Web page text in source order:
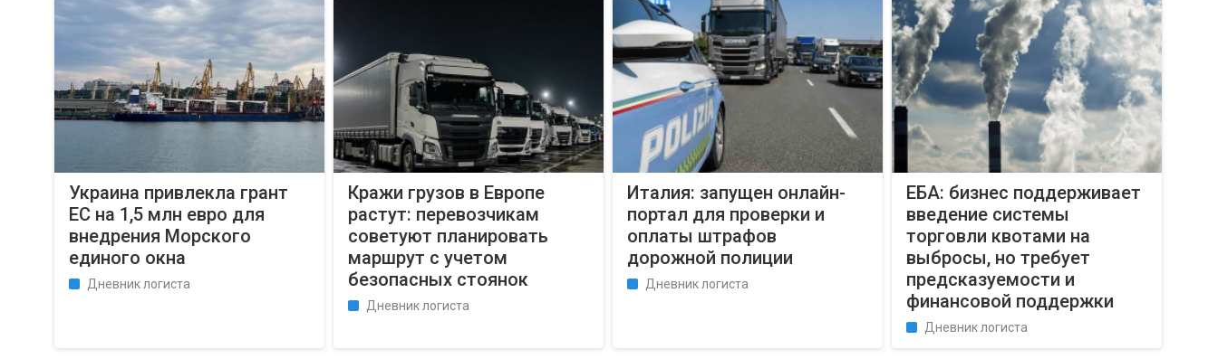
Украина привлекла грант
ЕС на 1,5 млн евро для
внедрения Морского
единого окна
Дневник логиста
Кражи грузов в Европе
растут: перевозчикам
советуют планировать
маршрут с учетом
безопасных стоянок
Дневник логиста
Италия: запущен онлайн-
портал для проверки и
оплаты штрафов
дорожной полиции
Дневник логиста
ЕБА: бизнес поддерживает
введение системы
торговли квотами на
выбросы, но требует
предсказуемости и
финансовой поддержки
Дневник логиста